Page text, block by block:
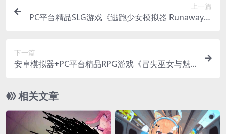
上一篇
PC平台精品SLG游戏《逃跑少女模拟器 Runaway G
下一篇
安卓模拟器+PC平台精品RPG游戏《冒失巫女与魅
相关文章